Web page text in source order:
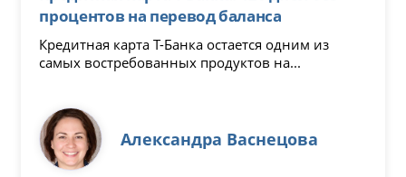
процентов на перевод баланса
Кредитная карта Т-Банка остается одним из
самых востребованных продуктов на...
Александра Васнецова